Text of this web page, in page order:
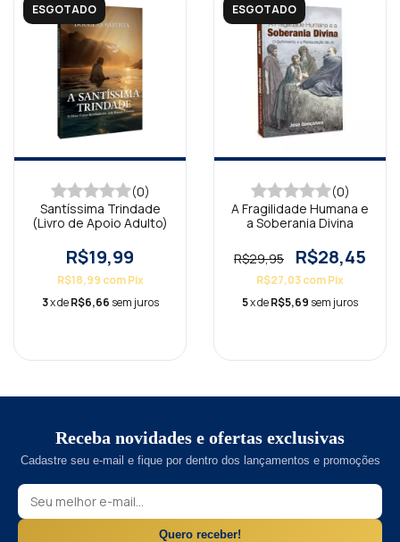
ESGOTADO
(0)
Santíssima Trindade
(Livro de Apoio Adulto)
R$19,99
R$18,99 com Pix
3x deR$6,66 sem juros
ESGOTADO
(0)
A Fragilidade Humana e
a Soberania Divina
R$29,95 R$28,45
R$27,03comPix
5x deR$5,69 sem juros
Receba novidades e ofertas exclusivas
Cadastre seu e-mail e fique por dentro dos lançamentos e promoções
Quero receber!